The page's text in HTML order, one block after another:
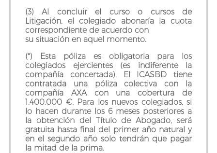
(3) Al concluir el curso o cursos de
Litigación, el colegiado abonaría la cuota
correspondiente de acuerdo con
su situación en aquel momento.
(*) Esta póliza es obligatoria para los
colegiados ejercientes (es indiferente la
compañía concertada). El ICASBD tiene
contratada una póliza colectiva con la
compañía AXA con una cobertura de
1.400.000 €. Para los nuevos colegiados, si
lo hacen durante los 6 meses posteriores a
la obtención del Título de Abogado, será
gratuita hasta final del primer año natural y
en el segundo año solo tendrán que pagar
la mitad de la prima.